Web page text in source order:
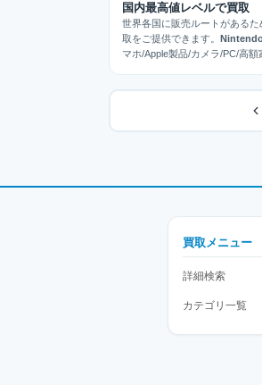
国内最高値レベルで買取
世界各国に販売ルートがある
取をご提供できます。
マホ/Apple製品/カメラ/PC/高額
買取メニュー
詳細検索
カテゴリ一覧